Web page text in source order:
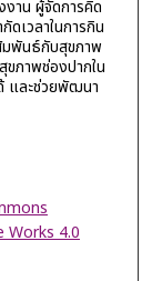
งาน ผู้จัดการคิด
ดเวลาในการกิน
มพันธ์กับสุขภาพ
ขภาพช่องปากใน
และช่วยพัฒนา
4.0